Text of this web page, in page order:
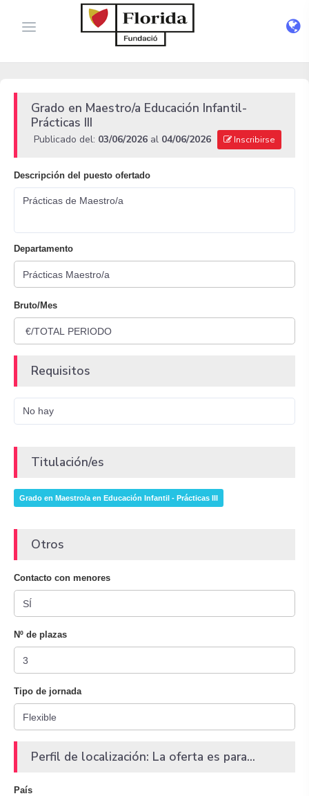
Grado en Maestro/a Educación Infantil-
Prácticas III
Publicado del: 03/06/2026 al 04/06/2026 Inscribirse
Descripción del puesto ofertado
Prácticas de Maestro/a
Departamento
Bruto/Mes
Requisitos
No hay
Titulación/es
Grado en Maestro/a en Educación Infantil - Prácticas III
Otros
Contacto con menores
Nº de plazas
Tipo de jornada
Perfil de localización: La oferta es para...
País